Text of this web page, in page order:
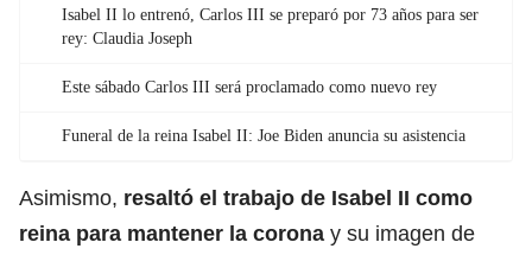
Isabel II lo entrenó, Carlos III se preparó por 73 años para ser
rey: Claudia Joseph
Este sábado Carlos III será proclamado como nuevo rey
Funeral de la reina Isabel II: Joe Biden anuncia su asistencia
Asimismo, resaltó el trabajo de Isabel II como
reina para mantener la corona y su imagen de